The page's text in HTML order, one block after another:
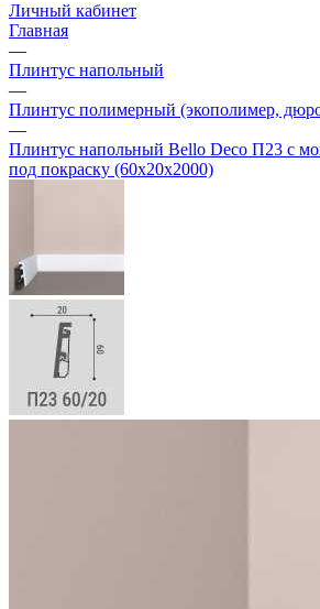
Личный кабинет
Главная
—
Плинтус напольный
—
Плинтус полимерный (экополимер,
—
Плинтус напольный Bello Deco П23 с
под покраску (60х20х2000)